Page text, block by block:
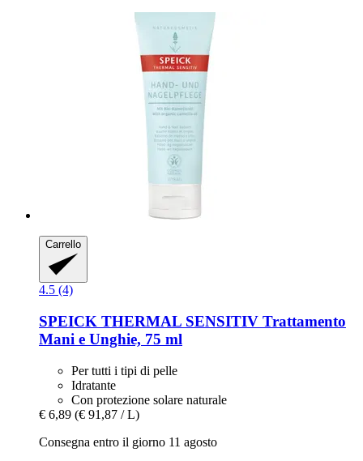
Carrello
4.5 (4)
SPEICK THERMAL SENSITIV Trattamento
Mani e Unghie, 75 ml
Per tutti i tipi di pelle
Idratante
Con protezione solare naturale
€ 6,89 (€ 91,87 / L)
Consegna entro il giorno 11 agosto